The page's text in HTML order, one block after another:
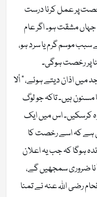
پر عمل کرنا درست
مشقت ہو۔ اگر عام
موسم گرم یا سرد ہو،
پر رخصت ہوگی۔
میں اذان دیتے ہوئے، ” ألا
مسنون ہیں۔ تاکہ جو لوگ
کرسکیں۔ اس میں ایک
ہے کہ اسے رخصت کا
ہوگا کہ جب یہ اعلان
ضروری سمجھیں گے،
رضی اللہ عنہ نے تمنا